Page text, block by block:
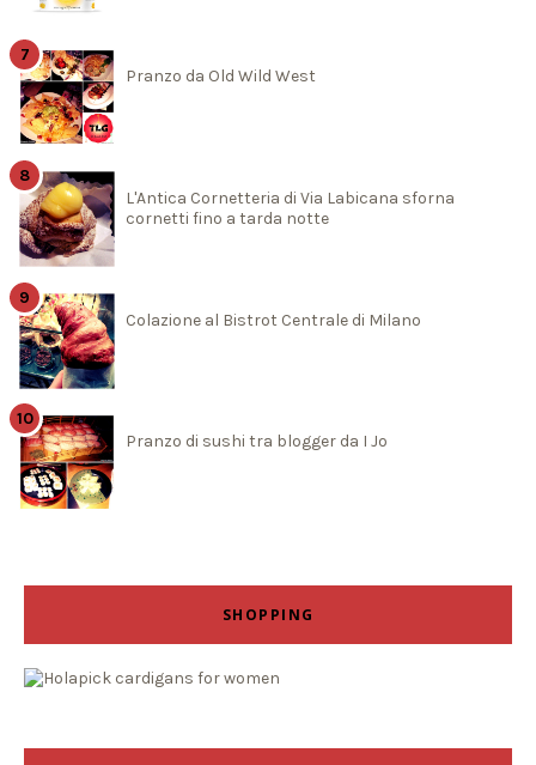
Pranzo da Old Wild West
L'Antica Cornetteria di Via Labicana sforna
cornetti fino a tarda notte
Colazione al Bistrot Centrale di Milano
Pranzo di sushi tra blogger da I Jo
SHOPPING